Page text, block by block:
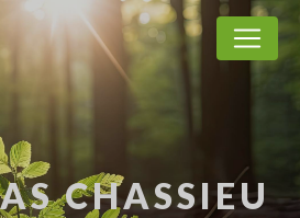
CHASSIEU
cookies